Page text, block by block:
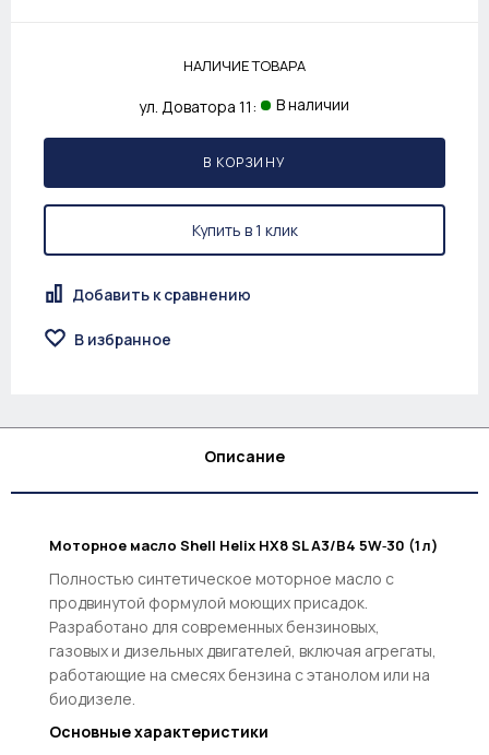
НАЛИЧИЕ ТОВАРА
ул. Доватора 11: В наличии
В КОРЗИНУ
Купить в 1 клик
Добавить к сравнению
В избранное
Описание
Моторное масло Shell Helix HX8 SL A3/B4 5W‑30 (1 л)
Полностью синтетическое моторное масло с
продвинутой формулой моющих присадок.
Разработано для современных бензиновых,
газовых и дизельных двигателей, включая агрегаты,
работающие на смесях бензина с этанолом или на
биодизеле.
Основные характеристики